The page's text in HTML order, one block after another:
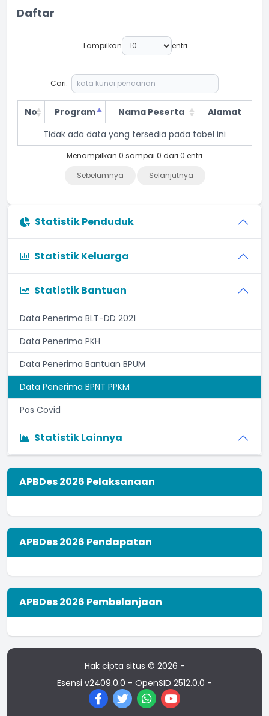
Statistik Penduduk
Statistik Keluarga
Statistik Bantuan
Data Penerima BLT-DD 2021
Data Penerima PKH
Data Penerima Bantuan BPUM
Data Penerima BPNT PPKM
Pos Covid
Statistik Lainnya
Daftar
Tampilkan entri
Cari:
No Program Nama Peserta
Alamat
Tidak ada data yang tersedia pada tabel ini
Menampilkan 0 sampai 0 dari 0 entri
Sebelumnya
Selanjutnya
APBDes 2026 Pelaksanaan
APBDes 2026 Pendapatan
APBDes 2026 Pembelanjaan
Hak cipta situs © 2026 -
Esensi v2409.0.0 - OpenSID 2512.0.0 -